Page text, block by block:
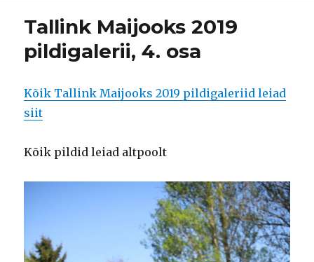
Tallink Maijooks 2019
pildigalerii, 4. osa
Kõik Tallink Maijooks 2019 pildigaleriid leiad
siit
Kõik pildid leiad altpoolt